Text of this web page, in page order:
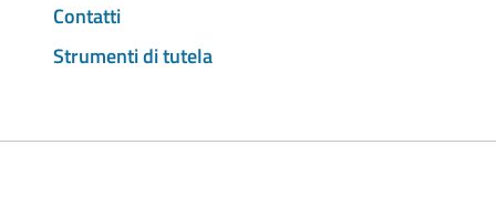
Contatti
Strumenti di tutela